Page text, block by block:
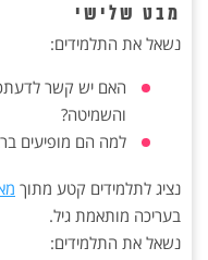
מבט שלישי
נשאל את התלמידים:
האם יש קשר
והשמיטה?
למה הם מופיעים
נציג לתלמידים קטע מתוך
בעריכה מותאמת גיל.
נשאל את התלמידים: